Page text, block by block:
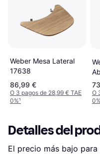
Weber Mesa Lateral
17638
86,99 €
O 3 pagos de 28,99 € TAE
0%¹
O
0%
Detalles del
El precio más bajo para